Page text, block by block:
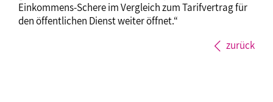
Einkommens-Schere im Vergleich zum Tarifvertrag für
den öffentlichen Dienst weiter öffnet.“
zurück